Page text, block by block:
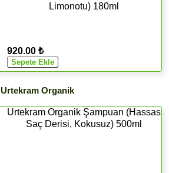
Limonotu) 180ml
920.00 ₺
Urtekram Organik
Urtekram Organik Şampuan (Hassas
Saç Derisi, Kokusuz) 500ml